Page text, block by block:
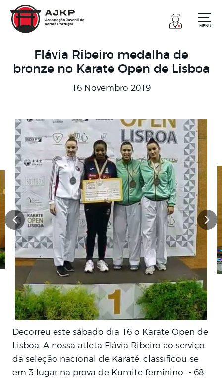
MENU
Flávia Ribeiro medalha de
bronze no Karate Open de Lisboa
16 Novembro 2019
Decorreu este sábado dia 16 o Karate Open de
Lisboa. A nossa atleta Flávia Ribeiro ao serviço
da seleção nacional de Karaté, classificou-se
em 3 lugar na prova de Kumite feminino - 68